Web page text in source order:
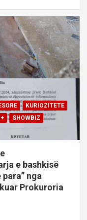
KURIOZITETE
SHOWBIZ
e bashkisë
nga
Prokuroria